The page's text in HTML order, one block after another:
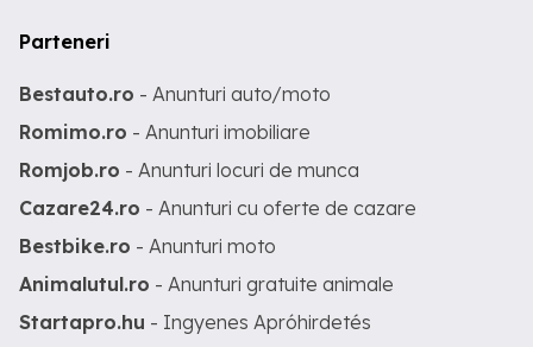
Parteneri
Bestauto.ro - Anunturi auto/moto
Romimo.ro - Anunturi imobiliare
Romjob.ro - Anunturi locuri de munca
Cazare24.ro - Anunturi cu oferte de cazare
Bestbike.ro - Anunturi moto
Animalutul.ro - Anunturi gratuite animale
Startapro.hu - Ingyenes Apróhirdetés